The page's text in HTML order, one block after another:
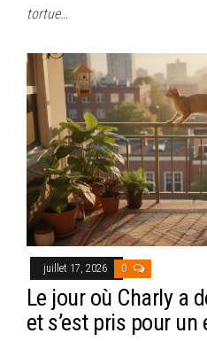
tortue…
juillet 17, 2026 0
Le jour où Charly a
et s’est pris pour un